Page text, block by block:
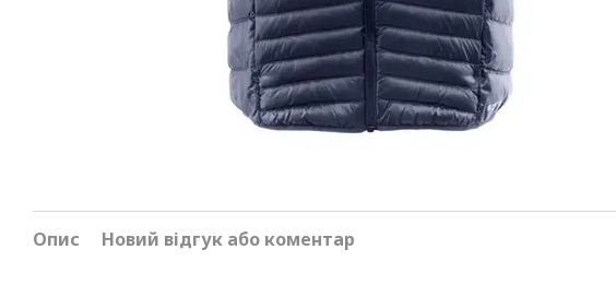
Опис Новий відгук або коментар